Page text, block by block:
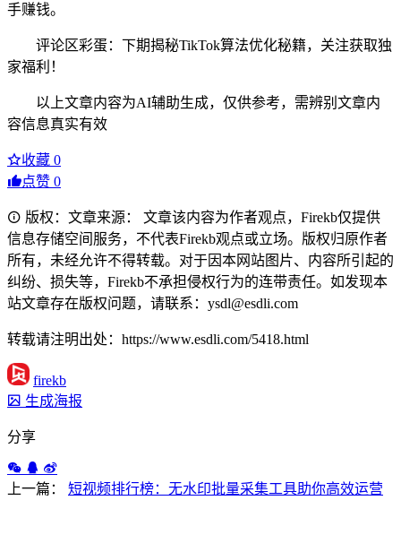
手赚钱。
评论区彩蛋：下期揭秘TikTok算法优化秘籍，关注获取独
家福利！
以上文章内容为AI辅助生成，仅供参考，需辨别文章内
容信息真实有效
收藏 0
点赞 0
版权：文章来源： 文章该内容为作者观点，Firekb仅提供
信息存储空间服务，不代表Firekb观点或立场。版权归原作者
所有，未经允许不得转载。对于因本网站图片、内容所引起的
纠纷、损失等，Firekb不承担侵权行为的连带责任。如发现本
站文章存在版权问题，请联系：ysdl@esdli.com
转载请注明出处：https://www.esdli.com/5418.html
firekb
生成海报
分享
上一篇： 短视频排行榜：无水印批量采集工具助你高效运营